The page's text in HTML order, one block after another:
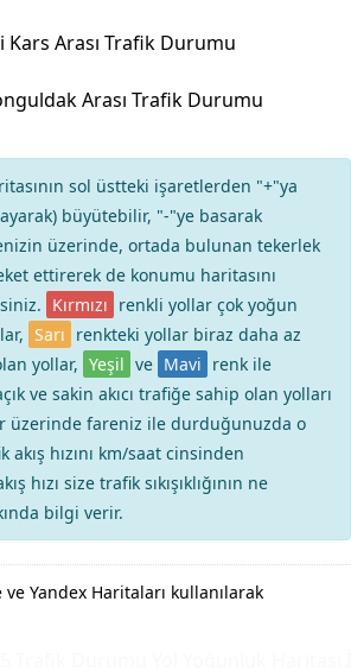
Kars Arası Trafik Durumu
Arası Trafik Durumu
sol üstteki işaretlerden "+"ya
büyütebilir, "-"ye basarak
üzerinde, ortada bulunan tekerlek
ettirerek de konumu haritasını
Kırmızı renkli yollar çok yoğun
Sarı renkteki yollar biraz daha az
yollar, Yeşil ve Mavi renk ile
ve sakin akıcı trafiğe sahip olan yolları
üzerinde fareniz ile durduğunuzda o
hızını km/saat cinsinden
hızı size trafik sıkışıklığının ne
bilgi verir.
Yandex Haritaları kullanılarak